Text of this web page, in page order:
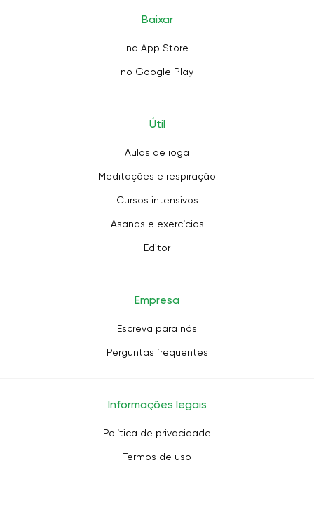
Baixar
na App Store
no Google Play
Útil
Aulas de ioga
Meditações e respiração
Cursos intensivos
Asanas e exercícios
Editor
Empresa
Escreva para nós
Perguntas frequentes
Informações legais
Política de privacidade
Termos de uso